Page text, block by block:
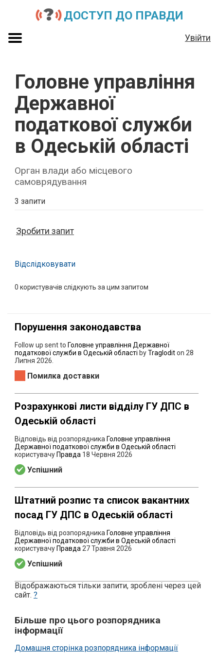
ДОСТУП ДО ПРАВДИ
Увійти
Головне управління
Державної
податкової служби
в Одеській області
Орган влади або місцевого
самоврядування
3 запити
Зробити запит
Відслідковувати
0 користувачів слідкують за цим запитом
Порушення законодавства
Follow up sent to Головне управління Державної
податкової служби в Одеській області byTragloditon 28
Липня 2026
Помилка доставки
Розрахункові листи відділу ГУ ДПС в
Одеській області
Відповідь від розпорядника Головне управління
Державної податкової служби в Одеській області
користувачу Правда 18 Червня 2026
Успішний
Штатний розпис та список вакантних
посад ГУ ДПС в Одеській області
Відповідь від розпорядника Головне управління
Державної податкової служби в Одеській області
користувачу Правда 27 Травня 2026
Успішний
Відображаються тільки запити, зроблені через цей
сайт. ?
Більше про цього розпорядника
інформації
Домашня сторінка розпорядника інформації